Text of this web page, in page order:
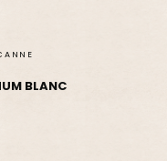
BLANC